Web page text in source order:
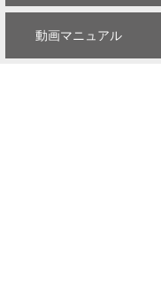
動画マニュアル